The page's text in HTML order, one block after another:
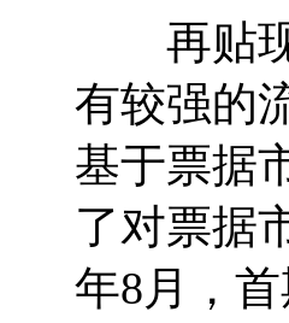
再贴现
有较强的
基于票据
了对票据
年8月，